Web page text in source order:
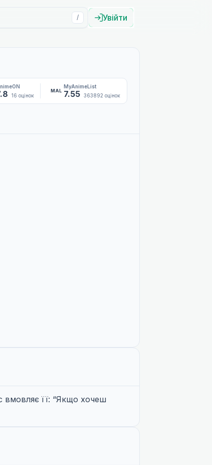
/ Увійти
16 оцінок
MAL
MyAnimeList
7.55 363892 оцінок
вмовляє її: “Якщо хочеш